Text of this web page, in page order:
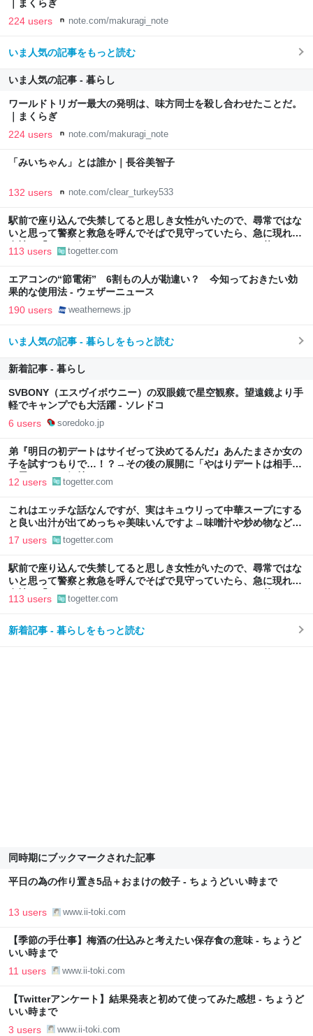
｜まくらぎ
224 users note.com/makuragi_note
いま人気の記事をもっと読む
いま人気の記事 - 暮らし
ワールドトリガー最大の発明は、味方同士を殺し合わせたことだ。
｜まくらぎ
224 users note.com/makuragi_note
「みいちゃん」とは誰か｜長谷美智子
132 users note.com/clear_turkey533
駅前で座り込んで失禁してると思しき女性がいたので、尋常ではな
いと思って警察と救急を呼んでそばで見守っていたら、急に現れた
女性に「あなた何してるんですか！？」とスマホをはたき落とされ
113 users togetter.com
エアコンの“節電術” 6割もの人が勘違い？ 今知っておきたい効
果的な使用法 - ウェザーニュース
190 users weathernews.jp
いま人気の記事 - 暮らしをもっと読む
新着記事 - 暮らし
SVBONY（エスヴイボウニー）の双眼鏡で星空観察。望遠鏡より手
軽でキャンプでも大活躍 - ソレドコ
6 users soredoko.jp
弟『明日の初デートはサイゼって決めてるんだ』あんたまさか女の
子を試すつもりで…！？→その後の展開に「やはりデートは相手へ
の思いやりの気持ち」
12 users togetter.com
これはエッチな話なんですが、実はキュウリって中華スープにする
と良い出汁が出てめっちゃ美味いんですよ→味噌汁や炒め物など、
キュウリの加熱調理はいろいろある
17 users togetter.com
駅前で座り込んで失禁してると思しき女性がいたので、尋常ではな
いと思って警察と救急を呼んでそばで見守っていたら、急に現れた
女性に「あなた何してるんですか！？」とスマホをはたき落とされ
113 users togetter.com
新着記事 - 暮らしをもっと読む
同時期にブックマークされた記事
平日の為の作り置き5品＋おまけの餃子 - ちょうどいい時まで
13 users www.ii-toki.com
【季節の手仕事】梅酒の仕込みと考えたい保存食の意味 - ちょうど
いい時まで
11 users www.ii-toki.com
【Twitterアンケート】結果発表と初めて使ってみた感想 - ちょうど
いい時まで
3 users www.ii-toki.com